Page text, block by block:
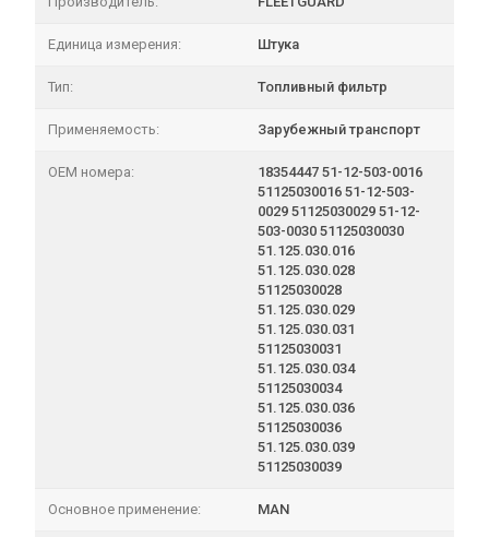
Единица измерения: Штука
Тип: Топливный фильтр
Применяемость: Зарубежный транспорт
OEM номера:
18354447 51-12-503-0016
51125030016 51-12-503-
0029 51125030029 51-12-
503-0030 51125030030
51.125.030.016
51.125.030.028
51125030028
51.125.030.029
51.125.030.031
51125030031
51.125.030.034
51125030034
51.125.030.036
51125030036
51.125.030.039
51125030039
Основное применение: MAN